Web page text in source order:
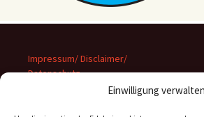
Einwilligung verwalten
Impressum/ Disclaimer/
Datenschutz